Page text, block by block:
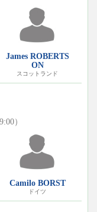
James ROBERTS
ON
スコットランド
）
Camilo BORST
ドイツ